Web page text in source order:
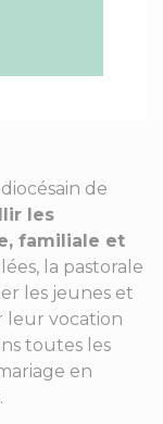
de
les
familiale et
la pastorale
les jeunes et
leur vocation
toutes les
en